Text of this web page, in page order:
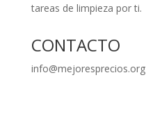
tareas de limpieza por ti.
CONTACTO
info@mejoresprecios.org